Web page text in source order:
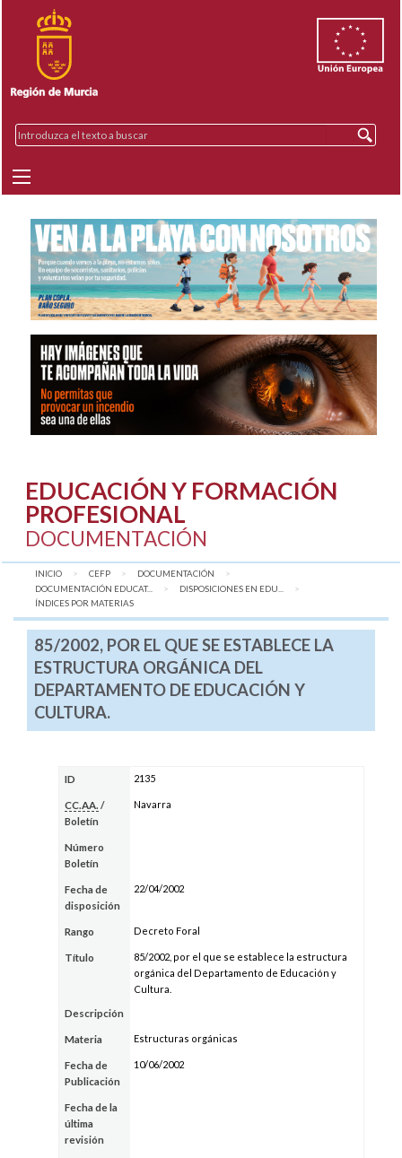
EDUCACIÓN Y FORMACIÓN
PROFESIONAL
DOCUMENTACIÓN
INICIO CEFP
DOCUMENTACIÓN
DOCUMENTACIÓN EDUCAT...
DISPOSICIONES EN EDU...
AQUÍ:
ÍNDICES POR MATERIAS
85/2002, POR EL QUE SE ESTABLECE LA
ESTRUCTURA ORGÁNICA DEL
DEPARTAMENTO DE EDUCACIÓN Y
CULTURA.
ID 2135
CC.AA. /
Boletín
Navarra
Número
Boletín
Fecha de
disposición
22/04/2002
Rango Decreto Foral
Título
85/2002, por el que se establece la estructura
orgánica del Departamento de Educación y
Cultura.
Descripción
Materia Estructuras orgánicas
Fecha de
Publicación
10/06/2002
Fecha de la
última
revisión